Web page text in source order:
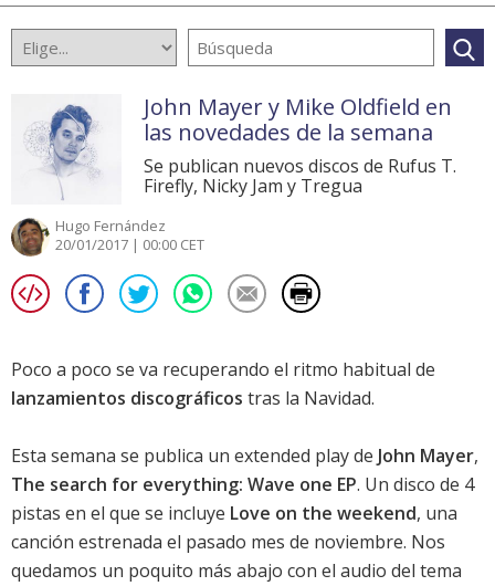
John Mayer y Mike Oldfield en
las novedades de la semana
Se publican nuevos discos de Rufus T.
Firefly, Nicky Jam y Tregua
Hugo Fernández
20/01/2017 | 00:00 CET
Poco a poco se va recuperando el ritmo habitual de
lanzamientos discográficos tras la Navidad.
Esta semana se publica un extended play de John Mayer,
The search for everything: Wave one EP. Un disco de 4
pistas en el que se incluye Love on the weekend, una
canción estrenada el pasado mes de noviembre. Nos
quedamos un poquito más abajo con el audio del tema